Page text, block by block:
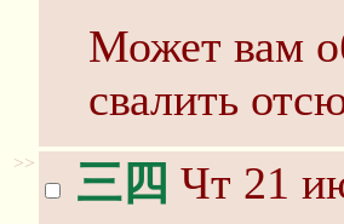
Может вам
свалить
>> 三四 Чт 21